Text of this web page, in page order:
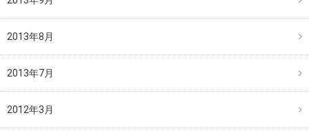
2013年8月
2013年7月
2012年3月